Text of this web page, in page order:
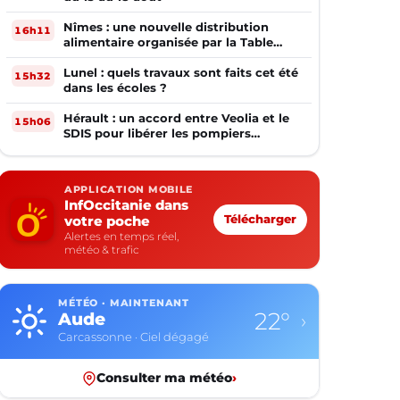
16h11
Nîmes : une nouvelle distribution
alimentaire organisée par la Table
Ouverte
15h32
Lunel : quels travaux sont faits cet été
dans les écoles ?
15h06
Hérault : un accord entre Veolia et le
SDIS pour libérer les pompiers
APPLICATION MOBILE
InfOccitanie dans
votre poche
Alertes en temps réel,
météo & trafic
Télécharger
MÉTÉO · MAINTENANT
Aude
Carcassonne · Ciel dégagé
22° ›
Consulter ma météo›